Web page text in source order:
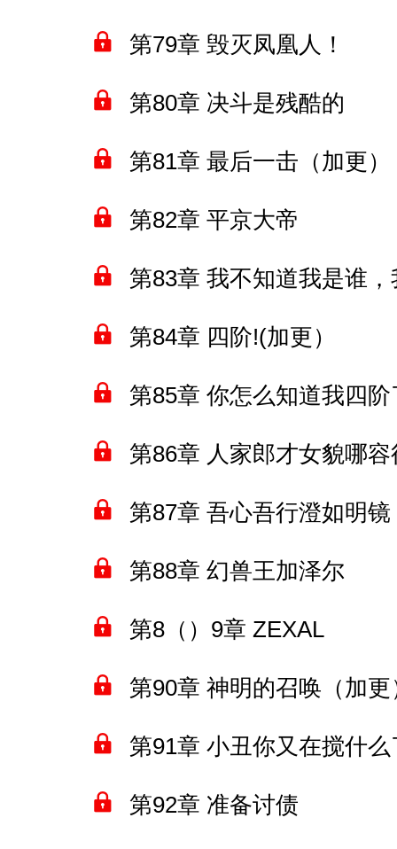
第79章 毁灭凤凰人！
第80章 决斗是残酷的
第81章 最后一击（加更）
第82章 平京大帝
第83章 我不知道我是谁
第84章 四阶!(加更）
第85章 你怎么知道我四阶
第86章 人家郎才女貌哪
第87章 吾心吾行澄如明
第88章 幻兽王加泽尔
第8（）9章 ZEXAL
第90章 神明的召唤（加更
第91章 小丑你又在搅什么
第92章 准备讨债